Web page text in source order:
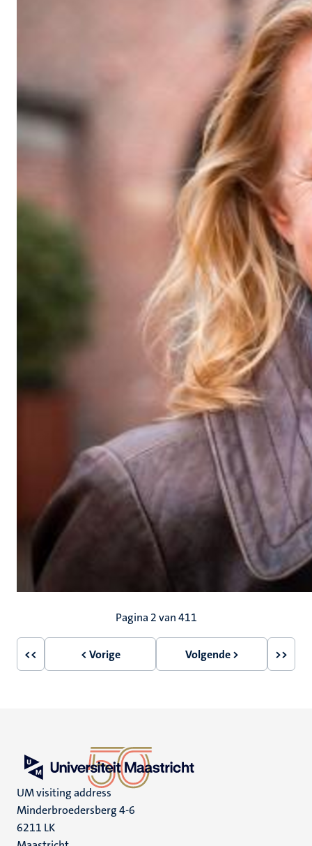
Pagina 2 van 411
Eerste
<<
Vorige
< Vorige
Volgende
Volgende > >>
UM visiting address
Minderbroedersberg 4-6
6211 LK